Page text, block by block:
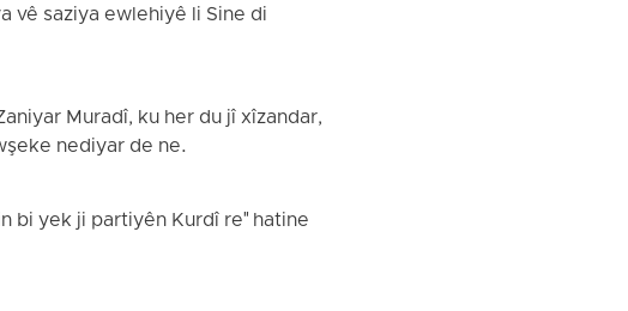
vê saziya ewlehiyê li Sine di
Muradî, ku her du jî xîzandar,
nediyar de ne.
bi yek ji partiyên Kurdî re" hatine